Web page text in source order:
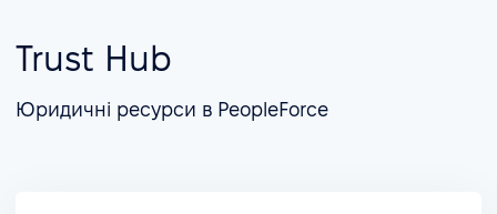
Trust Hub
Юридичні ресурси в PeopleForce